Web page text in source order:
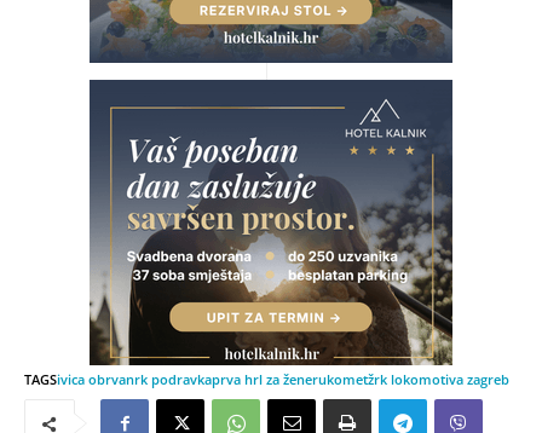
TAGSivica obrvanrk podravkaprva hrl za ženerukometžrk lokomotiva zagreb